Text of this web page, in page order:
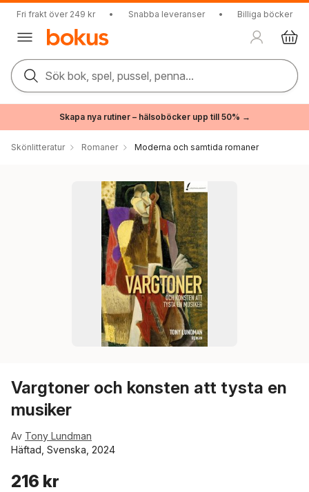
Fri frakt över 249 kr • Snabba leveranser • Billiga böcker
Sök bok, spel, pussel, penna...
Skapa nya rutiner – hälsoböcker upp till 50% →
Skönlitteratur Romaner Moderna och samtida romaner
Vargtoner och konsten att tysta en
musiker
Av Tony Lundman
Häftad, Svenska, 2024
216 kr